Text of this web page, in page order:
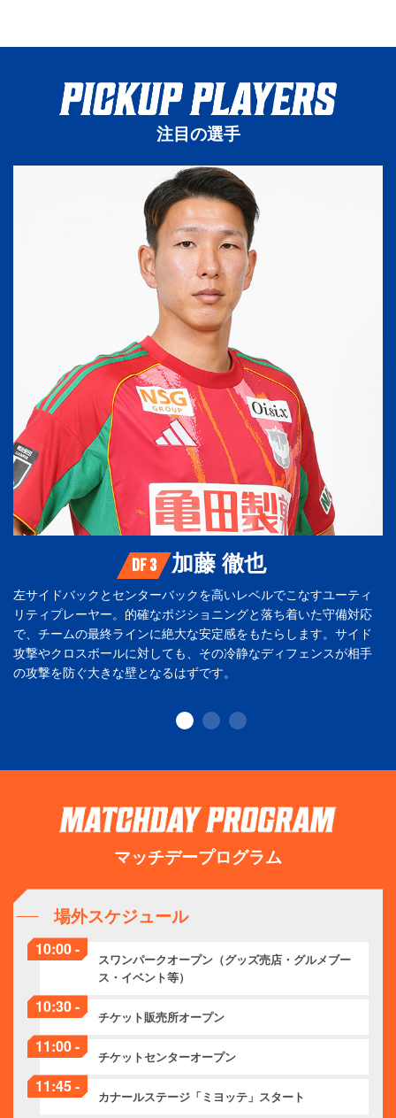
注目の選手
DF 3 加藤 徹也
左サイドバックとセンターバックを高いレベルでこなすユーティ
リティプレーヤー。的確なポジショニングと落ち着いた守備対応
で、チームの最終ラインに絶大な安定感をもたらします。サイド
攻撃やクロスボールに対しても、その冷静なディフェンスが相手
の攻撃を防ぐ大きな壁となるはずです。
マッチデープログラム
場外スケジュール
10:00 -
スワンパークオープン（グッズ売店・グルメブー
ス・イベント等）
10:30 -
チケット販売所オープン
11:00 -
チケットセンターオープン
11:45 -
カナールステージ「ミヨッテ」スタート